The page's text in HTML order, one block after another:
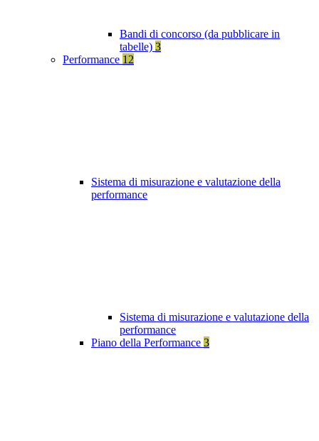
Bandi di concorso (da pubblicare in
tabelle) 3
Performance 12
Sistema di misurazione e valutazione della
performance
Sistema di misurazione e valutazione della
performance
Piano della Performance 3